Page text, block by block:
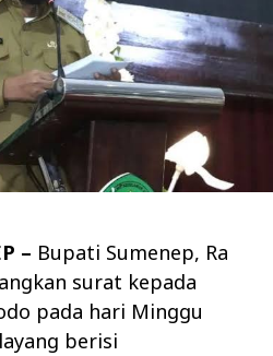
– Bupati Sumenep, Ra
surat kepada
pada hari Minggu
berisi